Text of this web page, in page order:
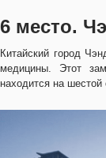
6 место.
Китайский город
медицины. Этот
находится на шестой